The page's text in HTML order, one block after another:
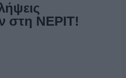
στη ΝΕΡΙΤ!